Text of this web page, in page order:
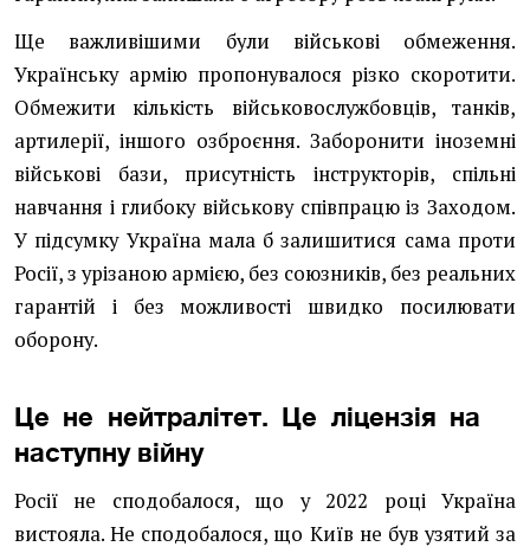
Ще важливішими були військові обмеження.
Українську армію пропонувалося різко скоротити.
Обмежити кількість військовослужбовців, танків,
артилерії, іншого озброєння. Заборонити іноземні
військові бази, присутність інструкторів, спільні
навчання і глибоку військову співпрацю із Заходом.
У підсумку Україна мала б залишитися сама проти
Росії, з урізаною армією, без союзників, без реальних
гарантій і без можливості швидко посилювати
оборону.
Це не нейтралітет. Це ліцензія на
наступну війну
Росії не сподобалося, що у 2022 році Україна
вистояла. Не сподобалося, що Київ не був узятий за